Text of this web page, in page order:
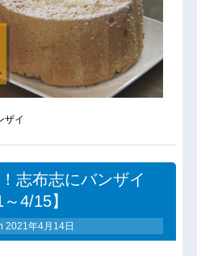
ザイ
志布志にバンザイ
～4/15】
2021年4月14日